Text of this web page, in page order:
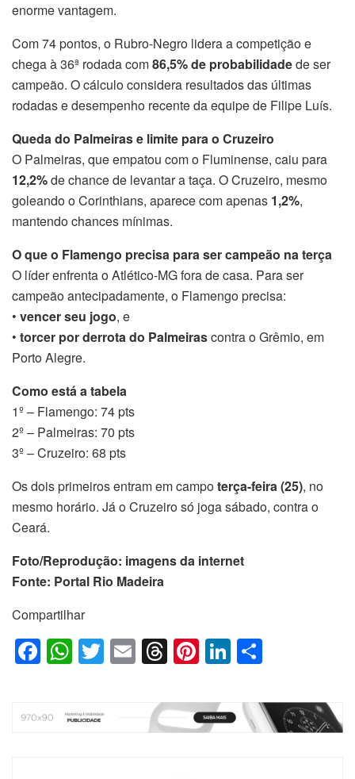
enorme vantagem.
Com 74 pontos, o Rubro-Negro lidera a competição e
chega à 36ª rodada com86,5% de probabilidadede ser
campeão. O cálculo considera resultados das últimas
rodadas e desempenho recente da equipe de Filipe Luís.
Queda do Palmeiras e limite para o Cruzeiro
O Palmeiras, que empatou com o Fluminense, caiu para
12,2%de chance de levantar a taça. O Cruzeiro, mesmo
goleando o Corinthians, aparece com apenas 1,2%,
mantendo chances mínimas.
O que o Flamengo precisa para ser campeão na terça
O líder enfrenta o Atlético-MG fora de casa. Para ser
campeão antecipadamente, o Flamengo precisa:
• vencer seu jogo, e
• torcer por derrota do Palmeirascontra o Grêmio, em
Porto Alegre.
Como está a tabela
1º – Flamengo: 74 pts
2º – Palmeiras: 70 pts
3º – Cruzeiro: 68 pts
Os dois primeiros entram em campoterça-feira (25), no
mesmo horário. Já o Cruzeiro só joga sábado, contra o
Ceará.
Foto/Reprodução: imagens da internet
Fonte: Portal Rio Madeira
Compartilhar
F
a
e
W
h
s
T
wi
er
E
m
ail
T
hr
e
a
Pi
nt
er
e
Li
n
k
e
ar
e